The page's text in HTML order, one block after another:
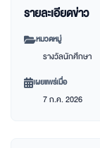
รายละเอียดข่าว
หมวดหมู่
รางวัลนักศึกษา
เผยแพร่เมื่อ
7 ก.ค. 2026